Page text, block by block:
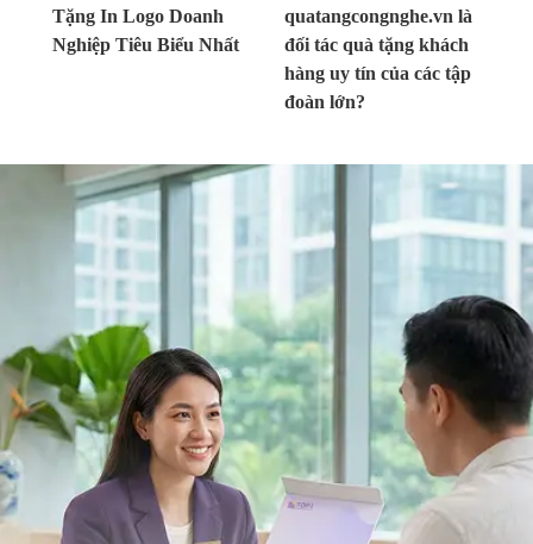
Tặng In Logo Doanh
Nghiệp Tiêu Biểu Nhất
quatangcongnghe.vn là
đối tác quà tặng khách
hàng uy tín của các tập
đoàn lớn?